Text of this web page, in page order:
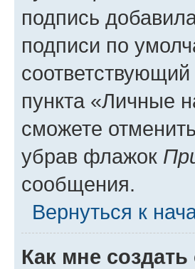
подпись
подписи по
пункта «Личные
сможете
убрав флажок
сообщения.
Вернуться к
Как мне